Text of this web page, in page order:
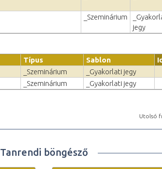
_Szeminárium
jegy
Típus Sablon
_Szeminárium
_Gyakorlati jegy
_Szeminárium _Gyakorlati jegy
Utolsó
Tanrendi böngésző